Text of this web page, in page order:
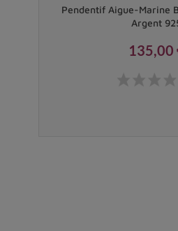
Pendentif Aigue-Marine
Argent
135,00